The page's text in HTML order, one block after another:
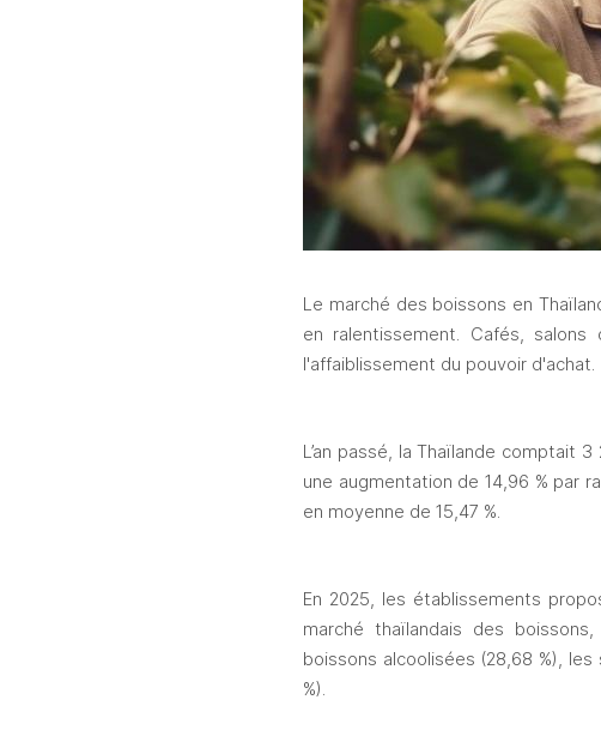
Le marché des boissons en
en ralentissement. Cafés,
l'affaiblissement du pouvoir d'achat.
L’an passé, la Thaïlande comptait
une augmentation de 14,96 % par
en moyenne de 15,47 %.
En 2025, les établissements
marché thaïlandais des
boissons alcoolisées (28,68 %),
%).